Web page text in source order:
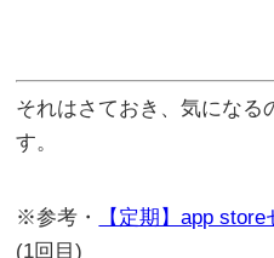
それはさておき、気になる
す。
※参考・
【定期】app
(1回目)